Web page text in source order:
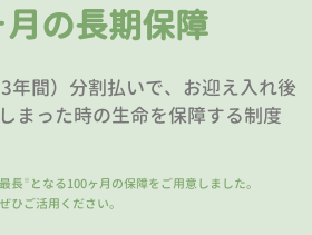
の長期保障
年間）分割払いで、お迎え入れ後
まった時の生命を保障する制度
長 ※ となる100ヶ月の保障をご用意しました。
ひご活用ください。